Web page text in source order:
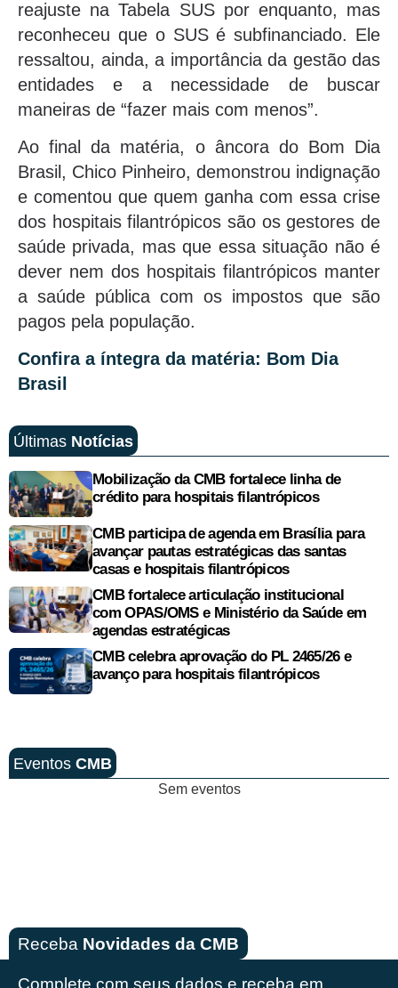
reajuste na Tabela SUS por enquanto, mas
reconheceu que o SUS é subfinanciado. Ele
ressaltou, ainda, a importância da gestão das
entidades e a necessidade de buscar
maneiras de “fazer mais com menos”.
Ao final da matéria, o âncora do Bom Dia
Brasil, Chico Pinheiro, demonstrou indignação
e comentou que quem ganha com essa crise
dos hospitais filantrópicos são os gestores de
saúde privada, mas que essa situação não é
dever nem dos hospitais filantrópicos manter
a saúde pública com os impostos que são
pagos pela população.
Confira a íntegra da matéria: Bom Dia
Brasil
Últimas Notícias
Mobilização da CMB fortalece linha de
crédito para hospitais filantrópicos
CMB participa de agenda em Brasília para
avançar pautas estratégicas das santas
casas e hospitais filantrópicos
CMB fortalece articulação institucional
com OPAS/OMS e Ministério da Saúde em
agendas estratégicas
CMB celebra aprovação do PL 2465/26 e
avanço para hospitais filantrópicos
Eventos CMB
Sem eventos
Receba Novidades da CMB
Complete com seus dados e receba em